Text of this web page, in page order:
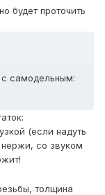
будет проточить
самодельным:
(если надуть
нержи, со звуком
толщина